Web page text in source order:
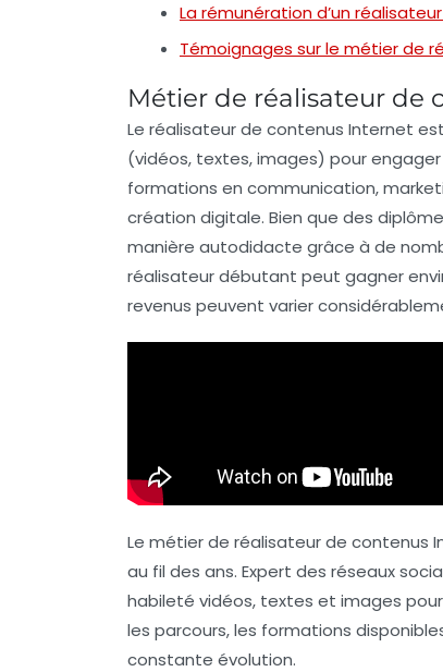
La rémunération d’un
Témoignages sur le métier de
Métier de réalisateur de
Le réalisateur de contenus Internet
(vidéos, textes, images) pour
formations en communication,
création digitale. Bien que des
manière autodidacte grâce à de
réalisateur débutant peut gagner
revenus peuvent varier
Le métier de réalisateur de contenus
au fil des ans. Expert des réseaux
habileté vidéos, textes et images
les parcours, les formations
constante évolution.